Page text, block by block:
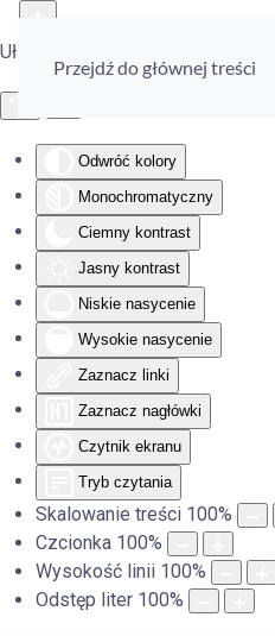
Ułatwienia dostępu
Odwróć kolory
Monochromatyczny
Ciemny kontrast
Jasny kontrast
Niskie nasycenie
Wysokie nasycenie
Zaznacz linki
Zaznacz nagłówki
Czytnik ekranu
Tryb czytania
Skalowanie treści 100%
Czcionka 100%
Wysokość linii 100%
Odstęp liter 100%
Przejdź do głównej treści